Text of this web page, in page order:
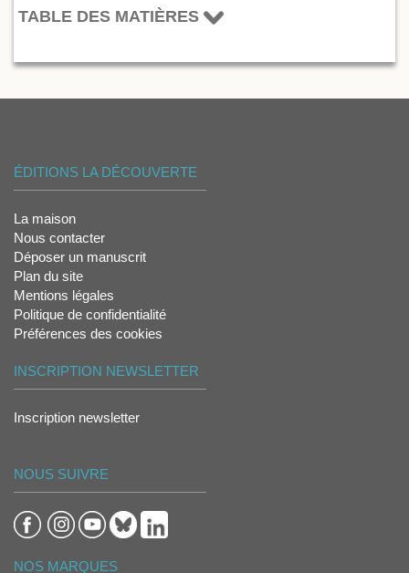
TABLE DES MATIÈRES
ÉDITIONS LA DÉCOUVERTE
La maison
Nous contacter
Déposer un manuscrit
Plan du site
Mentions légales
Politique de confidentialité
Préférences des cookies
INSCRIPTION NEWSLETTER
Inscription newsletter
NOUS SUIVRE
NOS MARQUES